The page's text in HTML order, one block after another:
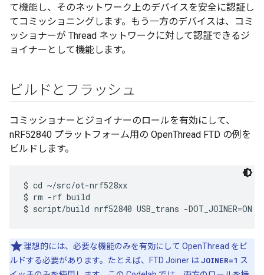
て機能し、そのネットワーク上のデバイスを安全に認証し
てコミッショニングします。もう一方のデバイスは、コミ
ッショナーが Thread ネットワークに対して認証できるジ
ョイナーとして機能します。
ビルドとフラッシュ
コミッショナーとジョイナーのロールを有効にして、
nRF52840 プラットフォーム用の OpenThread FTD の例を
ビルドします。
$ cd ~/src/ot-nrf528xx
$ rm -rf build
理想的には、必要な機能のみを有効にして OpenThread をビ
ルドする必要があります。たとえば、FTD Joiner はJOINER=1 ス